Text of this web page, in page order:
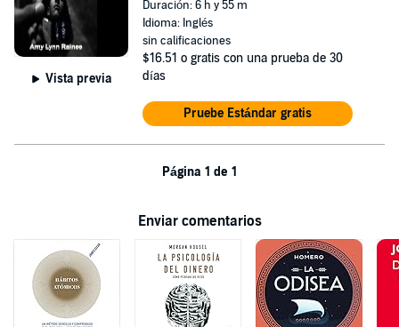
Vista previa
Duración: 6 h y 55 m
Idioma: Inglés
sin calificaciones
$16.51 o gratis con una prueba de 30
días
Pruebe Estándar gratis
Página 1 de 1
Enviar comentarios